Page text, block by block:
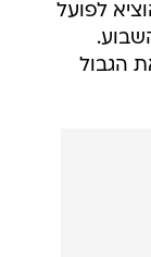
לפועל
הגבול